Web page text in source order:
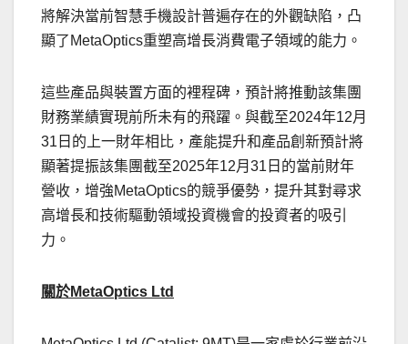
將解決當前智慧手機設計普遍存在的外觀缺陷，凸
顯了MetaOptics重塑高增長消費電子領域的能力。
這些產品與裝置方面的裡程碑，預計將推動該集團
財務業績實現前所未有的飛躍。與截至2024年12月
31日的上一財年相比，產能提升和產品創新預計將
顯著提振該集團截至2025年12月31日的當前財年
營收，增強MetaOptics的競爭優勢，提升其對尋求
高增長和技術驅動領域投資機會的投資者的吸引
力。
關於MetaOptics Ltd